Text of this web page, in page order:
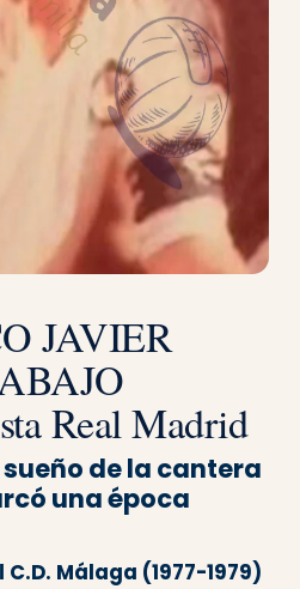
JAVIER
Real Madrid
sueño de la cantera
una época
Málaga (1977-1979)